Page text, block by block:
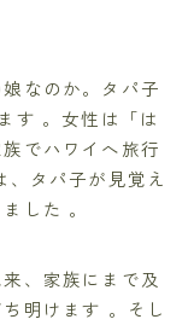
なのか。タパ子
す 。女性は「は
でハワイへ旅行
、タパ子が見覚え
した 。
、家族にまで及
明けます 。そし